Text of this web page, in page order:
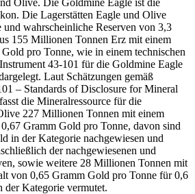
Die Lagerstätten Eagle und Olive
und wahrscheinliche Reserven von 3,3
155 Millionen Tonnen Erz mit einem
pro Tonne, wie in einem technischen
43-101 für die Goldmine Eagle
Laut Schätzungen gemäß
– Standards of Disclosure for Mineral
die Mineralressource für die
227 Millionen Tonnen mit einem
Gramm Gold pro Tonne, davon sind
in der Kategorie nachgewiesen und
der nachgewiesenen und
sowie weitere 28 Millionen Tonnen mit
von 0,65 Gramm Gold pro Tonne für 0,6
Kategorie vermutet.